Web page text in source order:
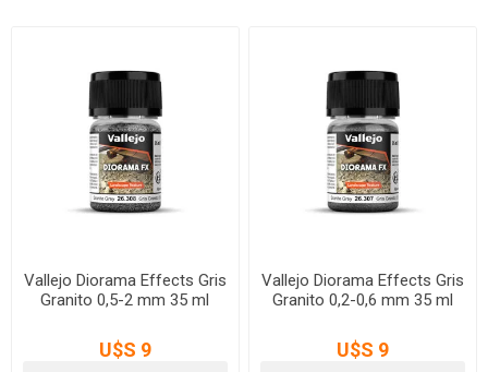
Vallejo Diorama Effects Gris
Granito 0,5-2 mm 35 ml
U$S 9
Vallejo Diorama Effects Gris
Granito 0,2-0,6 mm 35 ml
U$S 9